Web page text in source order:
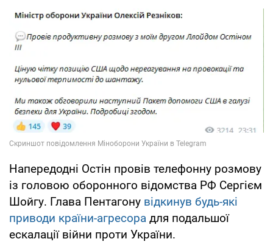
Напередодні Остін провів телефонну розмову
із головою оборонного відомства РФ Сергієм
Шойгу. Глава Пентагону відкинув будь-які
приводи країни-агресора для подальшої
ескалації війни проти України.